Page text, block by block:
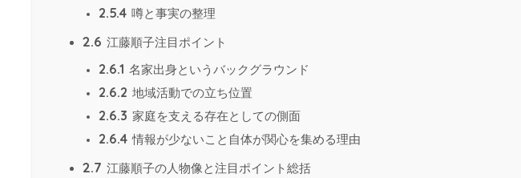
2.5.4 噂と事実の整理
2.6 江藤順子注目ポイント
2.6.1 名家出身というバックグラウンド
2.6.2 地域活動での立ち位置
2.6.3 家庭を支える存在としての側面
2.6.4 情報が少ないこと自体が関心を集める理由
2.7 江藤順子の人物像と注目ポイント総括